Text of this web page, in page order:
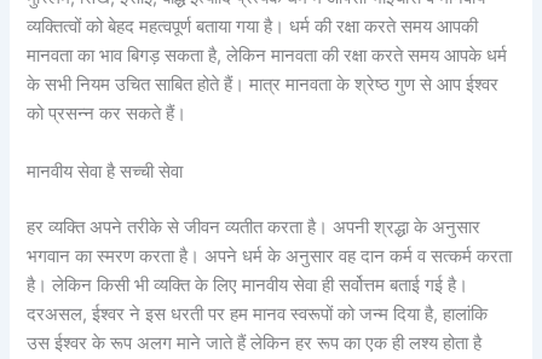
व्यक्तित्वों को बेहद महत्वपूर्ण बताया गया है। धर्म की रक्षा करते समय आपकी
मानवता का भाव बिगड़ सकता है, लेकिन मानवता की रक्षा करते समय आपके धर्म
के सभी नियम उचित साबित होते हैं। मात्र मानवता के श्रेष्ठ गुण से आप ईश्वर
को प्रसन्न कर सकते हैं।
मानवीय सेवा है सच्ची सेवा
हर व्यक्ति अपने तरीके से जीवन व्यतीत करता है। अपनी श्रद्धा के अनुसार
भगवान का स्मरण करता है। अपने धर्म के अनुसार वह दान कर्म व सत्कर्म करता
है। लेकिन किसी भी व्यक्ति के लिए मानवीय सेवा ही सर्वोत्तम बताई गई है।
दरअसल, ईश्वर ने इस धरती पर हम मानव स्वरूपों को जन्म दिया है, हालांकि
उस ईश्वर के रूप अलग माने जाते हैं लेकिन हर रूप का एक ही लश्य होता है